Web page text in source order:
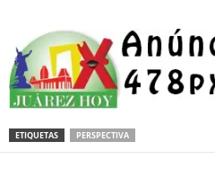
ETIQUETAS PERSPECTIVA